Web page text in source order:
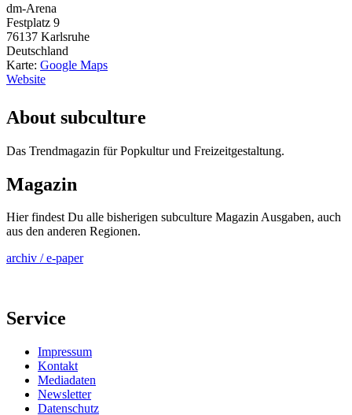
dm-Arena
Festplatz 9
76137 Karlsruhe
Deutschland
Karte: Google Maps
Website
About subculture
Das Trendmagazin für Popkultur und Freizeitgestaltung.
Magazin
Hier findest Du alle bisherigen subculture Magazin Ausgaben, auch
aus den anderen Regionen.
archiv / e-paper
Service
Impressum
Kontakt
Mediadaten
Newsletter
Datenschutz